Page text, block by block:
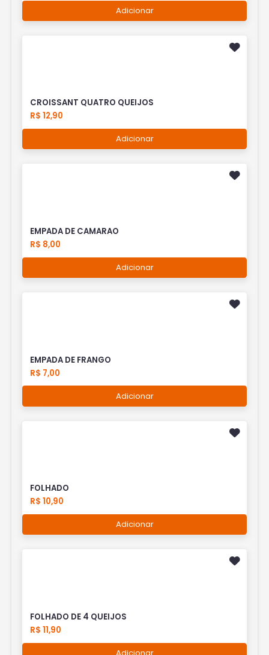
Adicionar
CROISSANT QUATRO QUEIJOS
R$ 12,90
Adicionar
EMPADA DE CAMARAO
R$ 8,00
Adicionar
EMPADA DE FRANGO
R$ 7,00
Adicionar
FOLHADO
R$ 10,90
Adicionar
FOLHADO DE 4 QUEIJOS
R$ 11,90